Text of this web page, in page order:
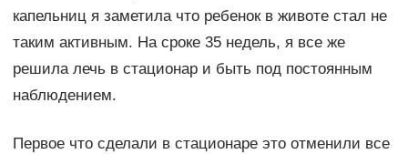
капельниц я заметила что ребенок в животе стал не
таким активным. На сроке 35 недель, я все же
решила лечь в стационар и быть под постоянным
наблюдением.
Первое что сделали в стационаре это отменили все